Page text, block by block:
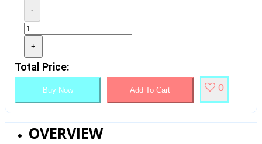
-
+
Total Price:
Buy Now Add To Cart 0
OVERVIEW